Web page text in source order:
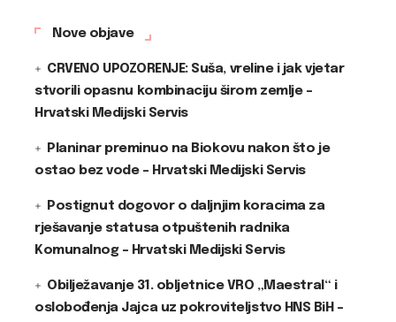
Nove objave
CRVENO UPOZORENJE: Suša, vreline i jak vjetar
stvorili opasnu kombinaciju širom zemlje –
Hrvatski Medijski Servis
Planinar preminuo na Biokovu nakon što je
ostao bez vode – Hrvatski Medijski Servis
Postignut dogovor o daljnjim koracima za
rješavanje statusa otpuštenih radnika
Komunalnog – Hrvatski Medijski Servis
Obilježavanje 31. obljetnice VRO „Maestral“ i
oslobođenja Jajca uz pokroviteljstvo HNS BiH –